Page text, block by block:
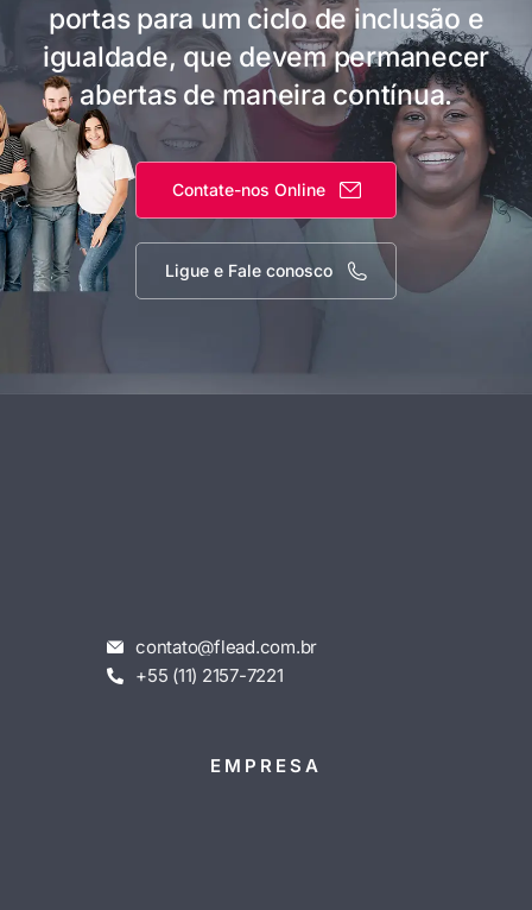
portas para um ciclo de inclusão e
igualdade, que devem permanecer
abertas de maneira contínua.
Contate-nos Online
Ligue e Fale conosco
contato@flead.com.br
+55 (11) 2157-7221
EMPRESA